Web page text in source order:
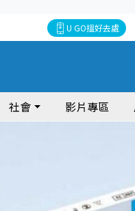
U GO搵好去處
社會 影片專區